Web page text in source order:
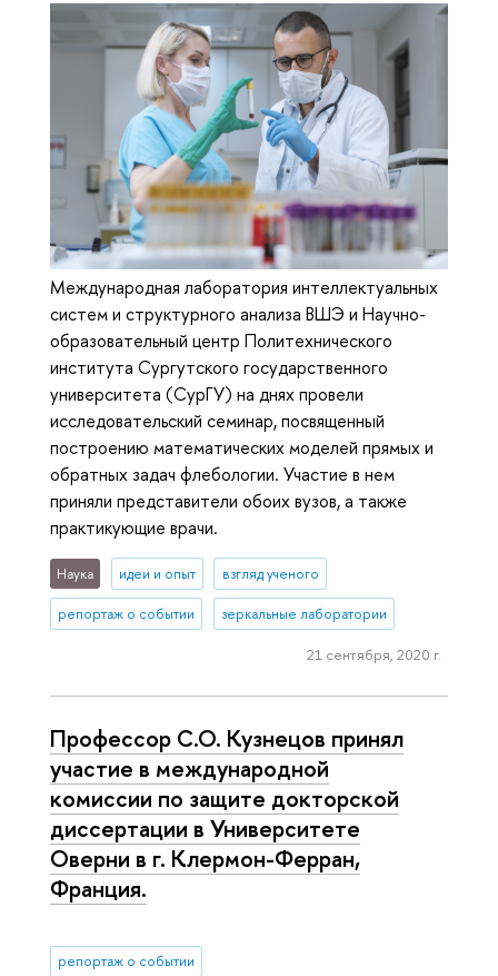
Международная лаборатория интеллектуальных
систем и структурного анализа ВШЭ и Научно-
образовательный центр Политехнического
института Сургутского государственного
университета (СурГУ) на днях провели
исследовательский семинар, посвященный
построению математических моделей прямых и
обратных задач флебологии. Участие в нем
приняли представители обоих вузов, а также
практикующие врачи.
Наука идеи и опыт взгляд ученого
репортаж о событии зеркальные лаборатории
21 сентября, 2020 г.
Профессор С.О. Кузнецов принял
участие в меж­ду­на­род­ной
комиссии по защите докторской
диссертации в Уни­вер­си­те­те
Оверни в г. Клермон-Ферран,
Франция.
репортаж о событии